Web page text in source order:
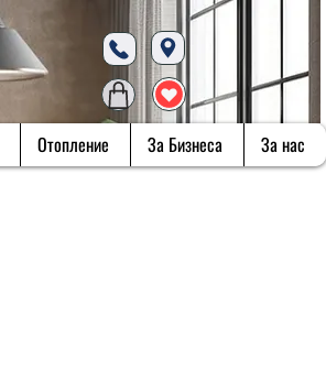
Отопление За Бизнеса За нас